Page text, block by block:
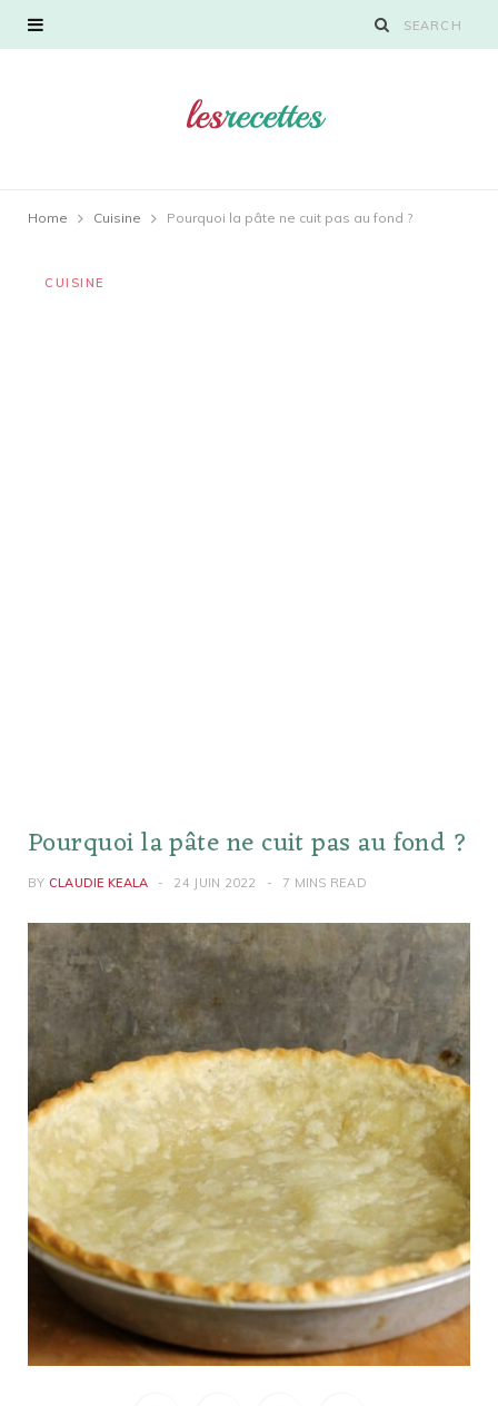
Home Cuisine Pourquoi la pâte ne cuit pas au fond ?
CUISINE
Pourquoi la pâte ne cuit pas au fond ?
BY CLAUDIE KEALA 24 JUIN 2022 7 MINS READ